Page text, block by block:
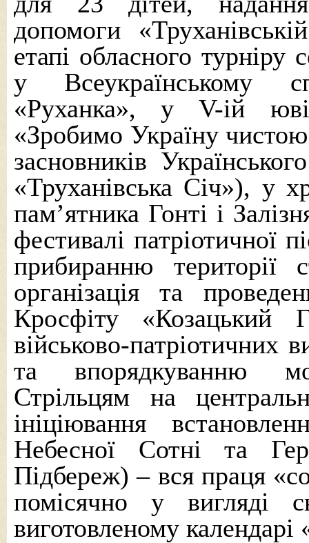
допомоги
етапі обласного
у Всеукраїнському
«Руханка», у V-ій
«Зробимо Україну
засновників
«Труханівська Січ»), у
пам’ятника Гонті і
фестивалі патріотичної
прибиранню
організація та
Кросфіту «Козацький
військово-патріотичних
та впорядкуванню
Стрільцям на
ініціювання
Небесної Сотні та
Підбереж) – вся праця
помісячно у вигляді
виготовленому